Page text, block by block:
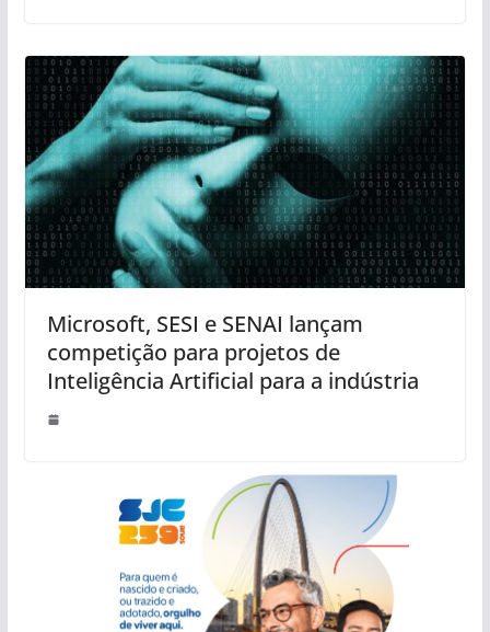
Microsoft, SESI e SENAI lançam
competição para projetos de
Inteligência Artificial para a indústria